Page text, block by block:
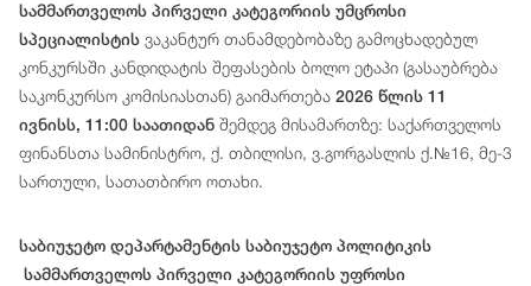
სამმართველოს პირველი კატეგორიის უმცროსი
სპეციალისტის ვაკანტურ თანამდებობაზე გამოცხადებულ
კონკურსში კანდიდატის შეფასების ბოლო ეტაპი (გასაუბრება
საკონკურსო კომისიასთან) გაიმართება 2026 წლის 11
ივნისს, 11:00 საათიდან შემდეგ მისამართზე: საქართველოს
ფინანსთა სამინისტრო, ქ. თბილისი, ვ.გორგასლის ქ.№16, მე-3
სართული, სათათბირო ოთახი.
საბიუჯეტო დეპარტამენტის საბიუჯეტო პოლიტიკის
სამმართველოს პირველი კატეგორიის უფროსი